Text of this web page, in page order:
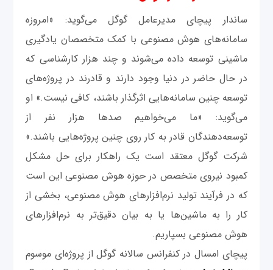
ساندار پیچای مدیرعامل گوگل می‌گوید:‌ «امروزه
سامانه‌های هوش ‌مصنوعی با کمک متخصصان یادگیری
ماشینی توسعه داده می‌شوند و چند هزار کارشناسی که
در حال حاضر در دنیا وجود دارند و قادرند در پروژه‌های
توسعه چنین سامانه‌هایی اثرگذار باشند، کافی نیست.» او
می‌گوید: «ما می‌خواهیم صدها هزار نفر از
توسعه‌دهندگان قادر به کار روی چنین پروژه‌هایی باشند.»
شرکت گوگل معتقد است یک راهکار برای حل مشکل
کمبود نیروی متخصص در حوزه هوش‌ مصنوعی این است
که در فرآیند تولید نرم‌افزارهای هوش مصنوعی، بخشی از
کار را به ماشین‌ها یا به بیان دقیق‌تر به نرم‌افزارهای
هوش مصنوعی بسپاریم.
پیچای امسال در کنفرانس سالانه گوگل از پروژه‌ای موسوم